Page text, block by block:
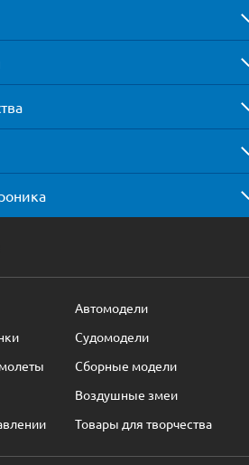
Автомодели
Судомодели
Сборные модели
Воздушные змеи
Товары для творчества